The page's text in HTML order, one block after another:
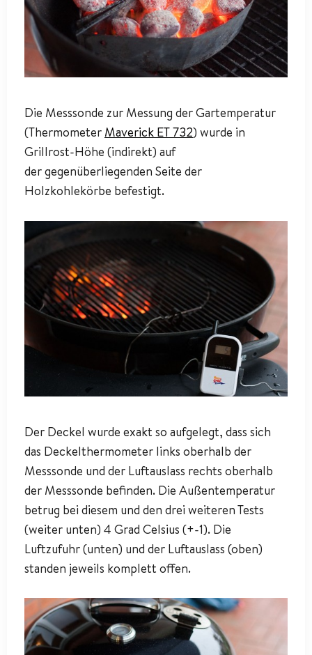
Die Messsonde zur Messung der Gartemperatur
(Thermometer Maverick ET 732) wurde in
Grillrost-Höhe (indirekt) auf
der gegenüberliegenden Seite der
Holzkohlekörbe befestigt.
Der Deckel wurde exakt so aufgelegt, dass sich
das Deckelthermometer links oberhalb der
Messsonde und der Luftauslass rechts oberhalb
der Messsonde befinden. Die Außentemperatur
betrug bei diesem und den drei weiteren Tests
(weiter unten) 4 Grad Celsius (+-1). Die
Luftzufuhr (unten) und der Luftauslass (oben)
standen jeweils komplett offen.